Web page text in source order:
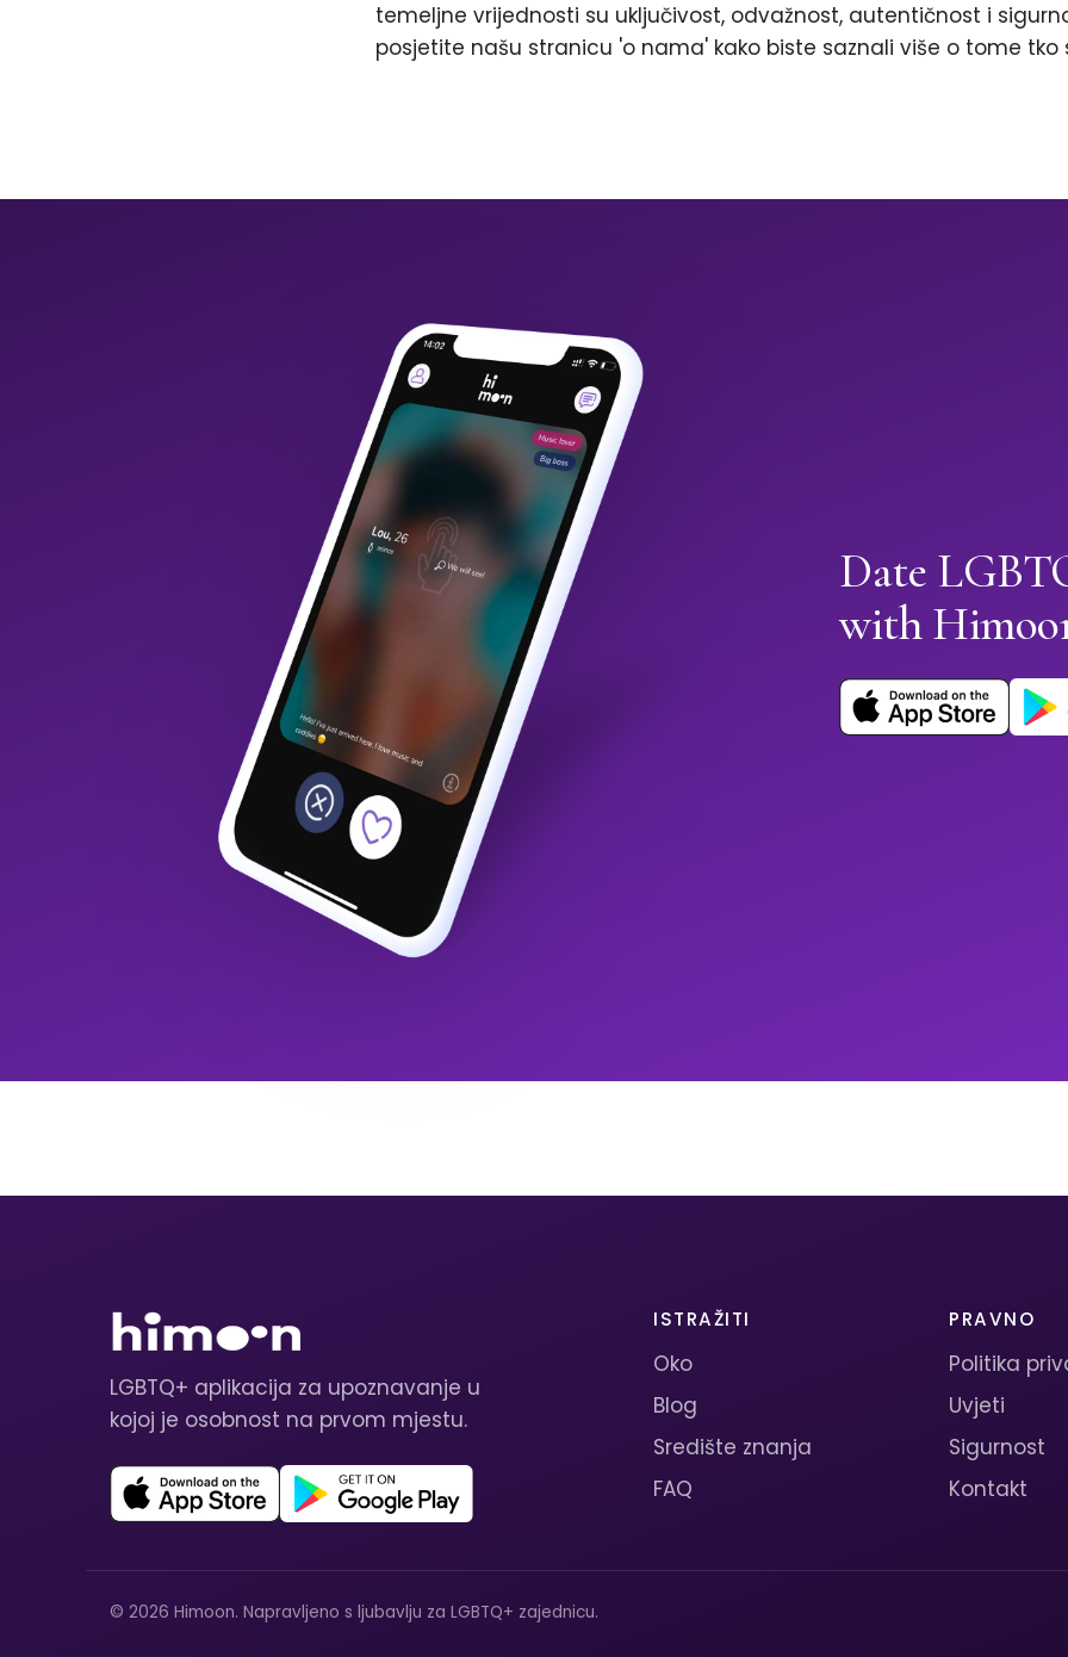
temeljne vrijednosti su uključivost, odvažnost, autentičnost i
posjetite našu stranicu 'o nama' kako biste saznali više o tome tko
Date
with
LGBTQ+ aplikacija za upoznavanje u
kojoj je osobnost na prvom mjestu.
ISTRAŽITI
Oko
Blog
Središte znanja
FAQ
PRAVNO
Politika
Uvjeti
Sigurnost
Kontakt
© 2026 Himoon. Napravljeno s ljubavlju za LGBTQ+ zajednicu.